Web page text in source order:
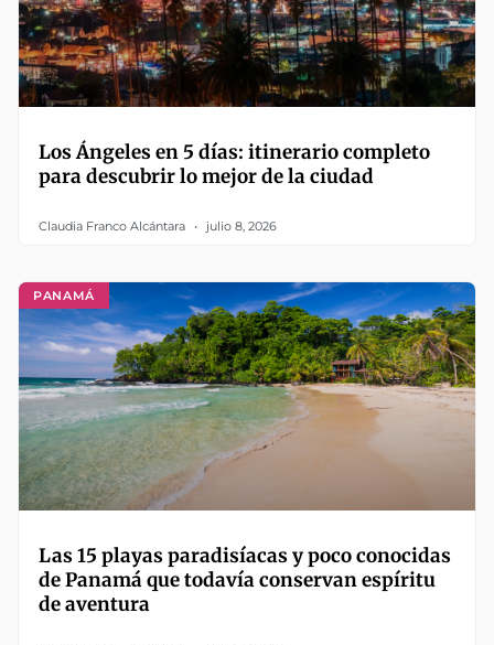
Los Ángeles en 5 días: itinerario completo
para descubrir lo mejor de la ciudad
Claudia Franco Alcántara julio 8, 2026
PANAMÁ
Las 15 playas paradisíacas y poco conocidas
de Panamá que todavía conservan espíritu
de aventura